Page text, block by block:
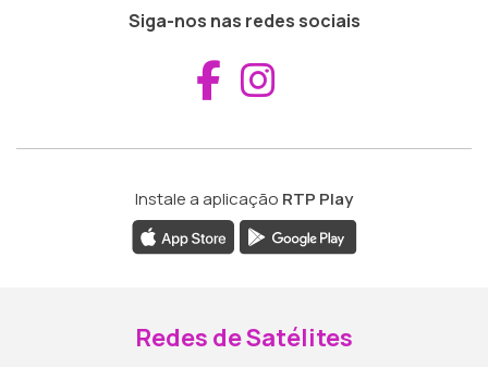
Siga-nos nas redes sociais
Aceder ao
Instale a aplicação RTP Play
Redes de Satélites